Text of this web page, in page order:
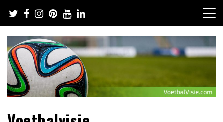
naar
de
inhoud